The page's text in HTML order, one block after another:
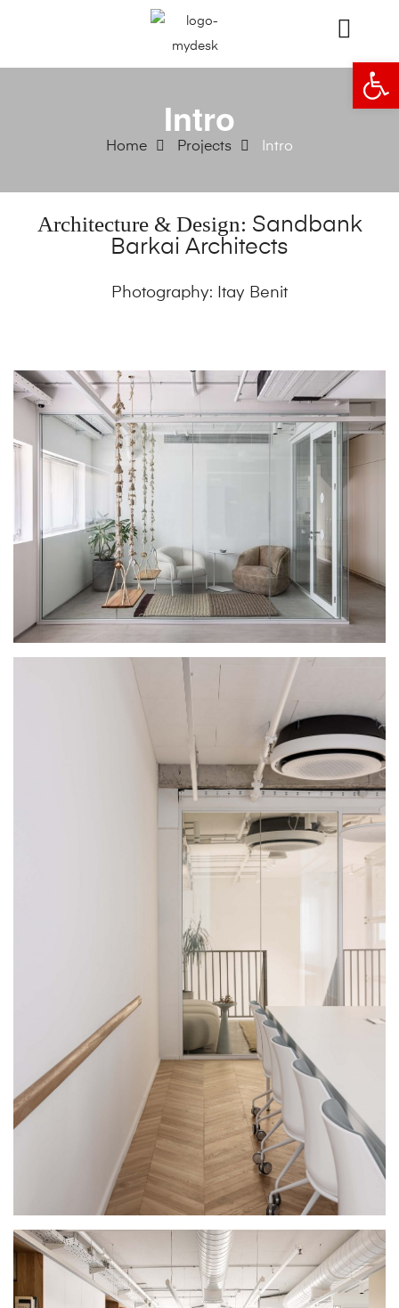
Home Projects Intro
Intro
Architecture & Design: Sandbank
Barkai Architects
Photography: Itay Benit